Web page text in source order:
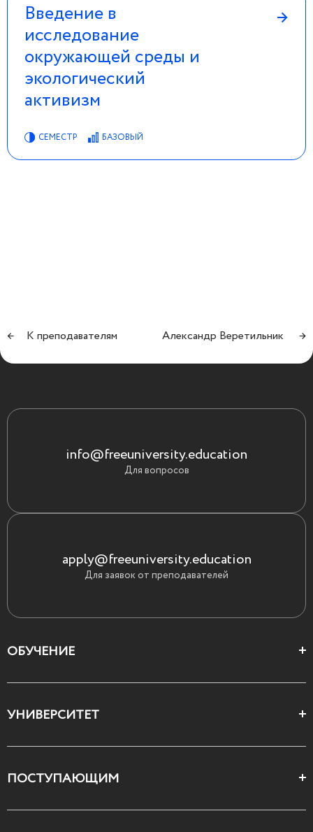
Введение в
исследование
окружающей среды и
экологический
активизм
→
СЕМЕСТР БАЗОВЫЙ
← К преподавателям Александр Веретильник →
info@freeuniversity.education
Для вопросов
apply@freeuniversity.education
Для заявок от преподавателей
ОБУЧЕНИЕ
Все курсы
УНИВЕРСИТЕТ
Декларация ценностей
ПОСТУПАЮЩИМ